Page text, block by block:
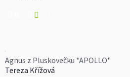
Agnus z Pluskovečku "APOLLO"
Tereza Křížová